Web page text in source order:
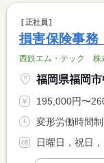
正社員
損害保険事務
西鉄エム・テック 株
福岡県福岡
195,000円〜260,000円 ※フルタ
日曜日，祝日